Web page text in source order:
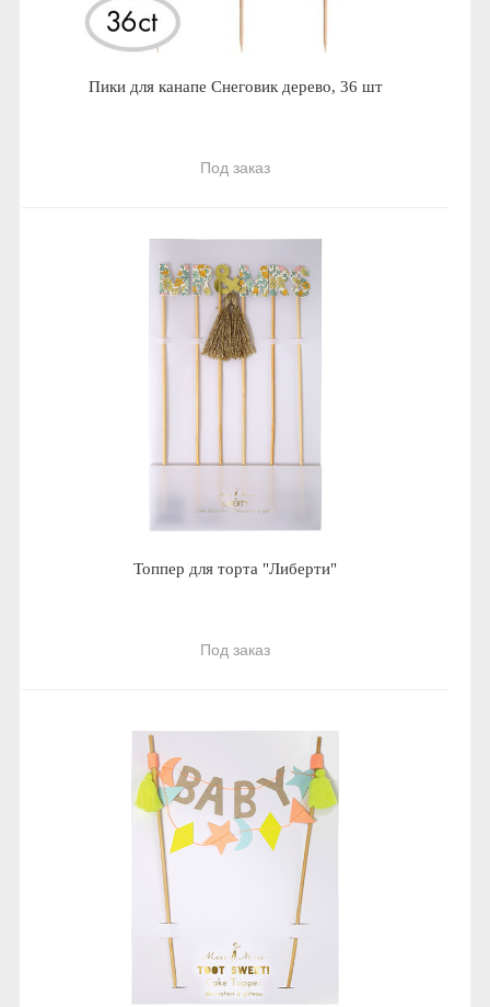
Пики для канапе Снеговик дерево, 36 шт
Под заказ
Топпер для торта "Либерти"
Под заказ